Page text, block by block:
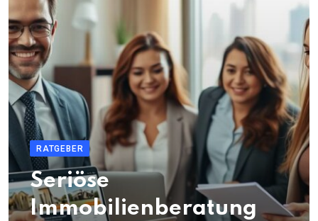
RATGEBER
Seriöse
Immobilienberatung